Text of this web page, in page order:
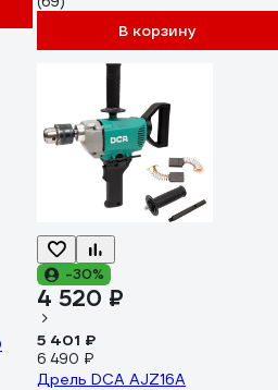
В корзину
-30%
4 520 ₽
5 401 ₽
6 490 ₽
Дрель DCA AJZ16A